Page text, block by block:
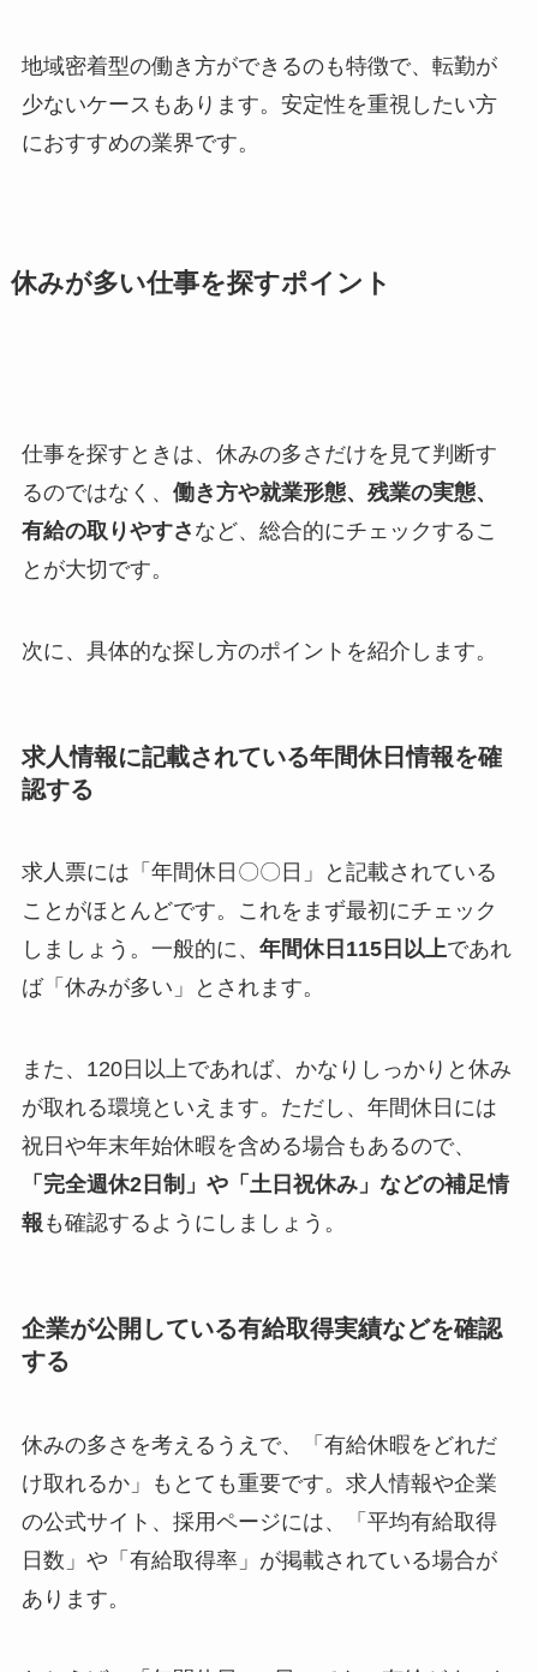
地域密着型の働き方ができるのも特徴で、転勤が
少ないケースもあります。安定性を重視したい方
におすすめの業界です。
休みが多い仕事を探すポイント
仕事を探すときは、休みの多さだけを見て判断す
るのではなく、 働き方や就業形態、残業の実態、
有給の取りやすさ など、総合的にチェックするこ
とが大切です。
次に、具体的な探し方のポイントを紹介します。
求人情報に記載されている年間休日情報を確
認する
求人票には「年間休日〇〇日」と記載されている
ことがほとんどです。これをまず最初にチェック
しましょう。一般的に、 年間休日115日以上であれ
ば「休みが多い」とされます。
また、120日以上であれば、かなりしっかりと休み
が取れる環境といえます。ただし、年間休日には
祝日や年末年始休暇を含める場合もあるので、
「完全週休2日制」や「土日祝休み」などの補足情
報 も確認するようにしましょう。
企業が公開している有給取得実績などを確認
する
休みの多さを考えるうえで、「有給休暇をどれだ
け取れるか」もとても重要です。求人情報や企業
の公式サイト、採用ページには、「平均有給取得
日数」や「有給取得率」が掲載されている場合が
あります。